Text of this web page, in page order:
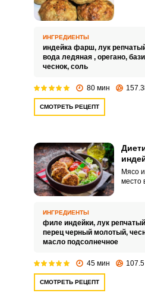
фарш
ИНГРЕДИЕНТЫ
индейка фарш, лук
вода ледяная , орегано,
чеснок, соль
80 мин
СМОТРЕТЬ РЕЦЕПТ
Мясо
место
раза
ИНГРЕДИЕНТЫ
филе индейки, лук
перец черный молотый,
масло подсолнечное
45 мин
СМОТРЕТЬ РЕЦЕПТ